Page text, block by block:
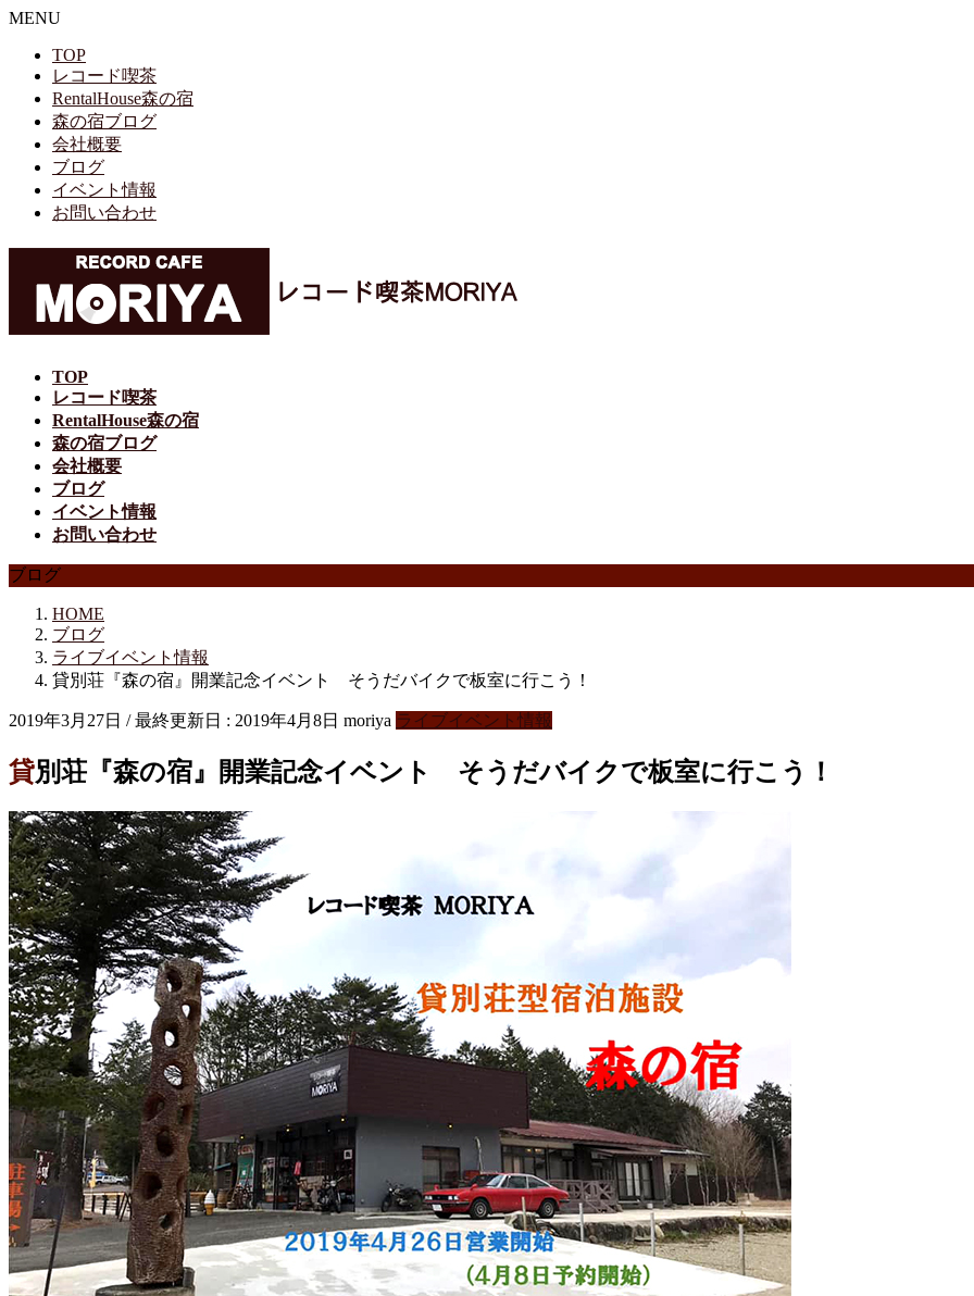
MENU
TOP
レコード喫茶
RentalHouse森の宿
森の宿ブログ
会社概要
ブログ
イベント情報
お問い合わせ
TOP
レコード喫茶
RentalHouse森の宿
森の宿ブログ
会社概要
ブログ
イベント情報
お問い合わせ
ブログ
HOME
ブログ
ライブイベント情報
貸別荘『森の宿』開業記念イベント そうだバイクで板室に行こう！
2019年3月27日 / 最終更新日 : 2019年4月8日 moriya ライブイベント情報
貸別荘『森の宿』開業記念イベント そうだバイクで板室に行こう！